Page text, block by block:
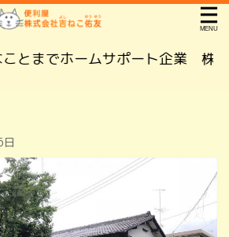
までホームサポート企業 株式会